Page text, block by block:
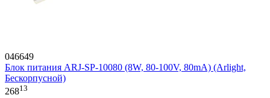
046649
Блок питания ARJ-SP-10080 (8W, 80-100V, 80mA) (Arlight,
Бескорпусной)
26813